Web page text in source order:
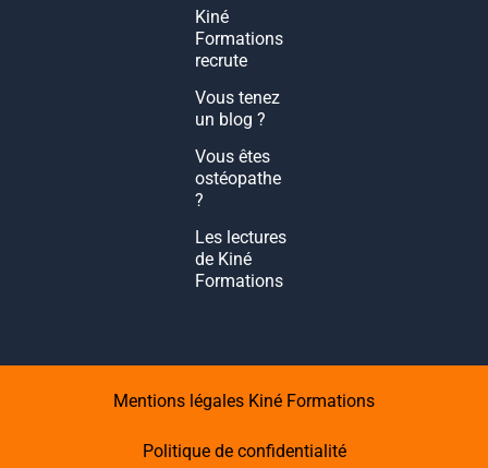
Kiné
Formations
recrute
Vous tenez
un blog ?
Vous êtes
ostéopathe
?
Les lectures
de Kiné
Formations
Mentions légales Kiné Formations
Politique de confidentialité